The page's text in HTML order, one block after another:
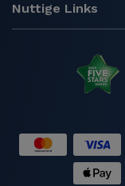
Nuttige Links